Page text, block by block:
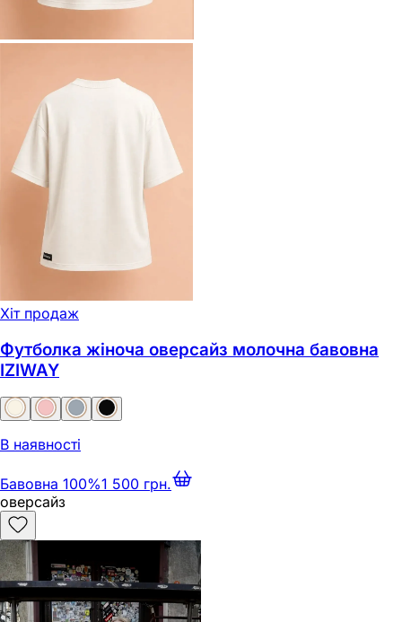
Хіт продаж
Футболка жіноча оверсайз молочна бавовна
IZIWAY
В наявності
Бавовна 100%1 500 грн.
оверсайз